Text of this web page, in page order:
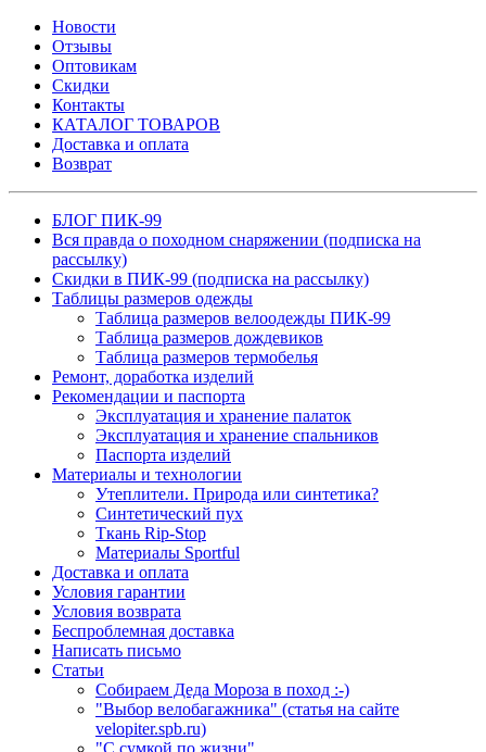
Новости
Отзывы
Оптовикам
Скидки
Контакты
КАТАЛОГ ТОВАРОВ
Доставка и оплата
Возврат
БЛОГ ПИК-99
Вся правда о походном снаряжении (подписка на
рассылку)
Скидки в ПИК-99 (подписка на рассылку)
Таблицы размеров одежды
Таблица размеров велоодежды ПИК-99
Таблица размеров дождевиков
Таблица размеров термобелья
Ремонт, доработка изделий
Рекомендации и паспорта
Эксплуатация и хранение палаток
Эксплуатация и хранение спальников
Паспорта изделий
Материалы и технологии
Утеплители. Природа или синтетика?
Синтетический пух
Ткань Rip-Stop
Материалы Sportful
Доставка и оплата
Условия гарантии
Условия возврата
Беспроблемная доставка
Написать письмо
Статьи
Собираем Деда Мороза в поход :-)
"Выбор велобагажника" (статья на сайте
velopiter.spb.ru)
"С сумкой по жизни"